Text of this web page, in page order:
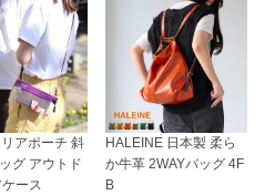
アポーチ 斜
グ アウトド
ース
HALEINE 日本製 柔ら
か牛革 2WAYバッグ 4F
B